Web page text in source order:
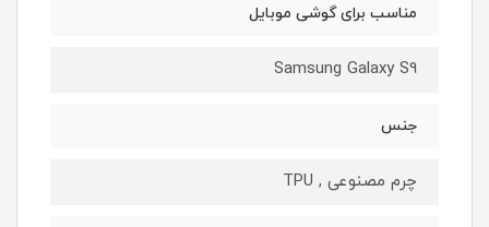
مناسب برای گوشی موبایل
Samsung Galaxy S9
جنس
چرم مصنوعی , TPU